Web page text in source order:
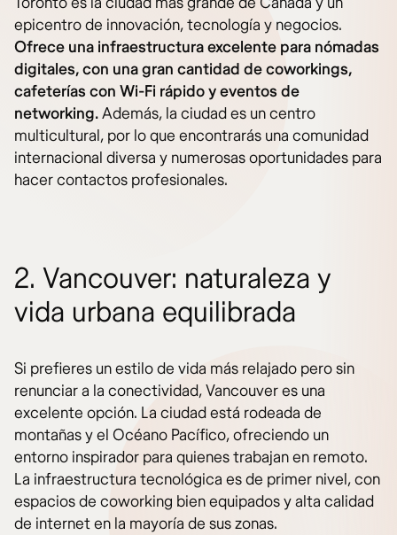
epicentro de innovación, tecnología y negocios.
Ofrece una infraestructura excelente para nómadas
digitales, con una gran cantidad de coworkings,
cafeterías con Wi-Fi rápido y eventos de
networking.Además, la ciudad es un centro
multicultural, por lo que encontrarás una comunidad
internacional diversa y numerosas oportunidades para
hacer contactos profesionales.
2. Vancouver: naturaleza y
vida urbana equilibrada
Si prefieres un estilo de vida más relajado pero sin
renunciar a la conectividad, Vancouver es una
excelente opción. La ciudad está rodeada de
montañas y el Océano Pacífico, ofreciendo un
entorno inspirador para quienes trabajan en remoto.
La infraestructura tecnológica es de primer nivel, con
espacios de coworking bien equipados y alta calidad
de internet en la mayoría de sus zonas.